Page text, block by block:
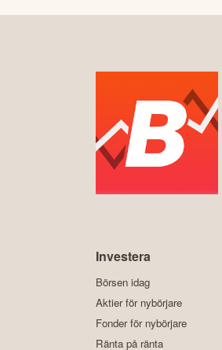
Investera
Börsen idag
Aktier för nybörjare
Fonder för nybörjare
Ränta på ränta